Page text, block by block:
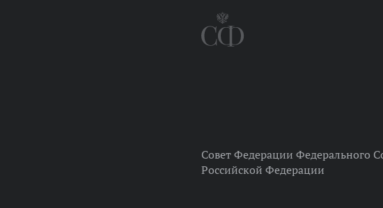
Совет Федерации Федерального
Российской Федерации